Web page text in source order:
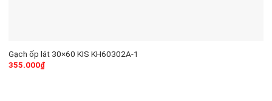
Gạch ốp lát 30×60 KIS KH60302A-1
355.000₫